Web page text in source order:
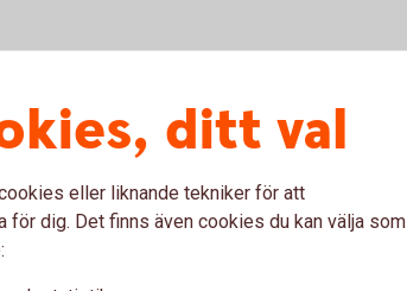
ditt val
eller liknande tekniker för att
för dig. Det finns även cookies du kan välja som